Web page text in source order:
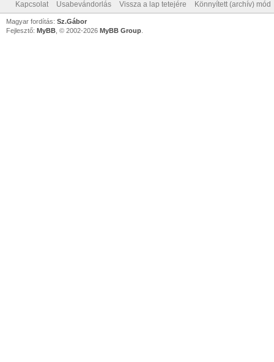
Kapcsolat Usabevándorlás Vissza a lap tetejére Könnyített (archív) mód
Magyar fordítás: Sz.Gábor
Fejlesztő: MyBB , © 2002-2026 MyBB Group